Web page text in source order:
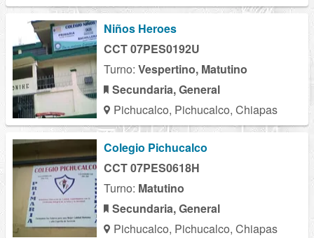
Niños Heroes
CCT 07PES0192U
Turno: Vespertino, Matutino
Secundaria, General
Pichucalco, Pichucalco, Chiapas
Colegio Pichucalco
CCT 07PES0618H
Turno: Matutino
Secundaria, General
Pichucalco, Pichucalco, Chiapas